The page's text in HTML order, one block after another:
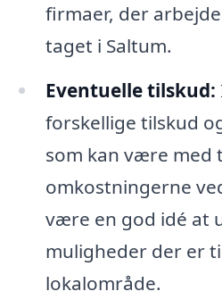
firmaer, der
taget i Saltum.
Eventuelle tilskud:
forskellige tilskud
som kan være med
omkostningerne
være en god idé at
muligheder der er
lokalområde.